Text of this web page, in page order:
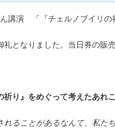
講演 「『チェルノブイリの
となりました。当日券の販
り』をめぐって考えたあれ
れることがあるなんて、私た